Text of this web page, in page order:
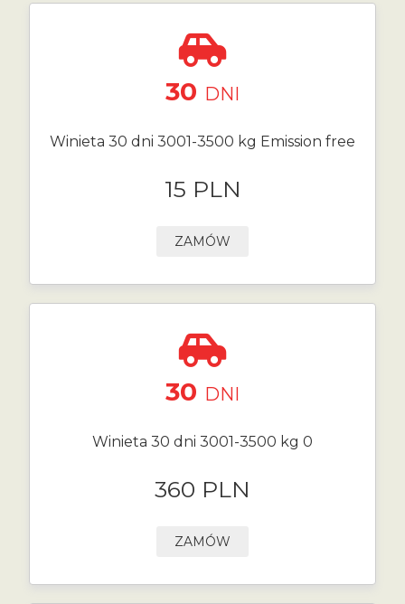
30 DNI
Winieta 30 dni 3001-3500 kg Emission free
15 PLN
ZAMÓW
30 DNI
Winieta 30 dni 3001-3500 kg 0
360 PLN
ZAMÓW